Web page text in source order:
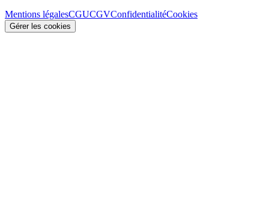
Mentions légalesCGUCGVConfidentialitéCookies
Gérer les cookies